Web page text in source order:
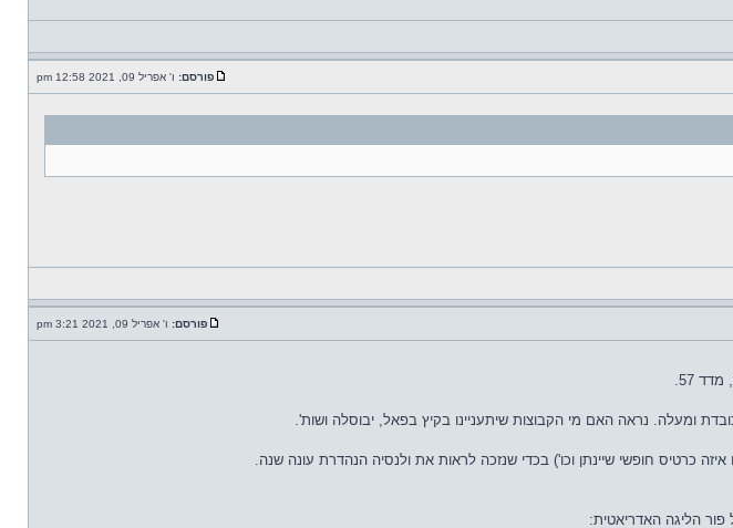
פורסם: ו' אפריל 09, 2021 12:58 pm
פורסם: ו' אפריל 09, 2021 3:21 pm
ומעלה. נראה האם מי הקבוצות שיתעניינו בקיץ בפאל, יבוסלה ושות'.
פור הליגה האדריאטית: